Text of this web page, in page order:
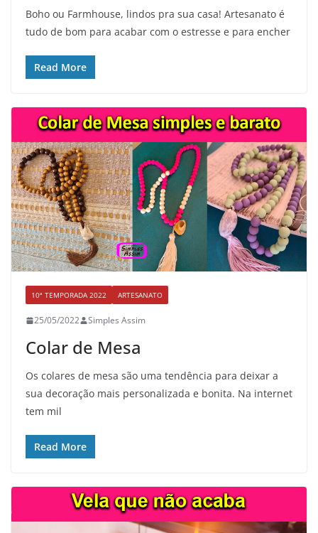
Boho ou Farmhouse, lindos pra sua casa! Artesanato é
tudo de bom para acabar com o estresse e para encher
Read More
10ª TEMPORADA 2022 ARTESANATO
25/05/2022 Simples Assim
Colar de Mesa
Os colares de mesa são uma tendência para deixar a
sua decoração mais personalizada e bonita. Na internet
tem mil
Read More